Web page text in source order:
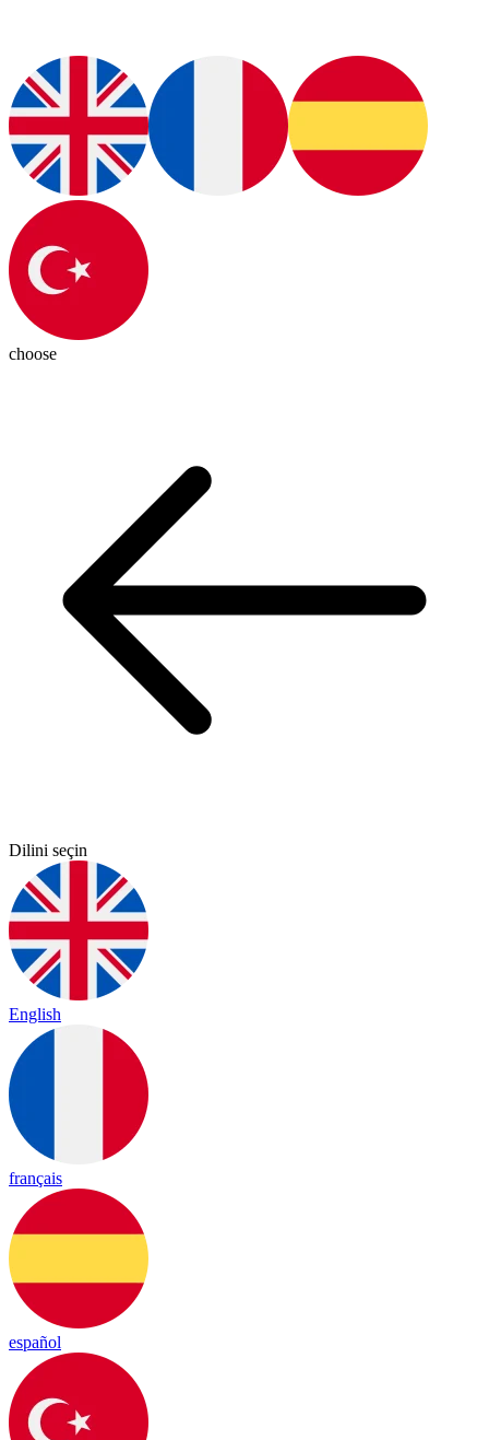
choose
Dilini seçin
English
français
español